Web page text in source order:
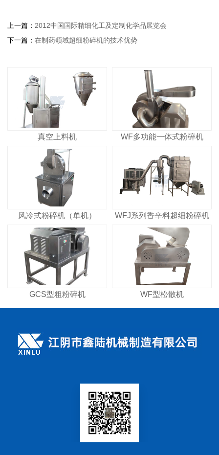
上一篇： 2012中国国际精细化工及定制化学品展览会
下一篇： 在制药领域超细粉碎机的技术优势
真空上料机 WF多功能一体式粉碎机
风冷式粉碎机（单机） WFJ系列香辛料超细粉碎机
GCS型粗粉碎机 WF型松散机